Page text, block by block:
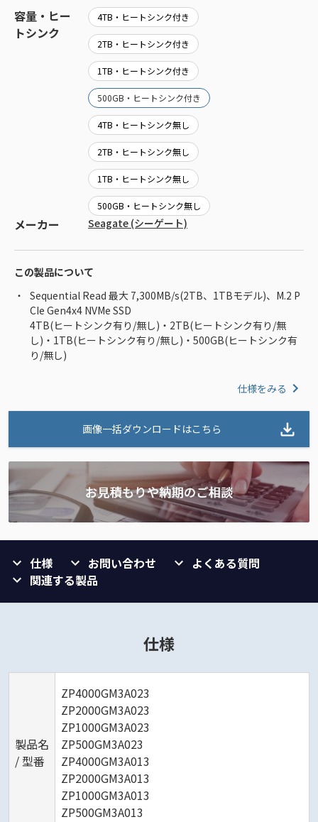
容量・ヒー
トシンク
4TB・ヒートシンク付き
2TB・ヒートシンク付き
1TB・ヒートシンク付き
500GB・ヒートシンク付き
4TB・ヒートシンク無し
2TB・ヒートシンク無し
1TB・ヒートシンク無し
500GB・ヒートシンク無し
メーカー Seagate (シーゲート)
この製品について
Sequential Read 最大 7,300MB/s(2TB、1TBモデル)、M.2 P
CIe Gen4x4 NVMe SSD
4TB(ヒートシンク有り/無し)・2TB(ヒートシンク有り/無
し)・1TB(ヒートシンク有り/無し)・500GB(ヒートシンク有
り/無し)
仕様をみる
画像一括ダウンロードはこちら
仕様 お問い合わせ
よくある質問
関連する製品
仕様
製品名
/ 型番
ZP4000GM3A023
ZP2000GM3A023
ZP1000GM3A023
ZP500GM3A023
ZP4000GM3A013
ZP2000GM3A013
ZP1000GM3A013
ZP500GM3A013